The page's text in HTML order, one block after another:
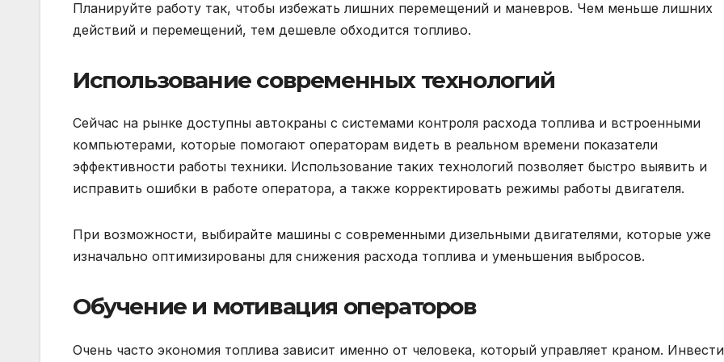
Планируйте работу так, чтобы избежать лишних перемещений и маневров. Чем меньше лишних
действий и перемещений, тем дешевле обходится топливо.
Использование современных технологий
Сейчас на рынке доступны автокраны с системами контроля расхода топлива и встроенными
компьютерами, которые помогают операторам видеть в реальном времени показатели
эффективности работы техники. Использование таких технологий позволяет быстро выявить и
исправить ошибки в работе оператора, а также корректировать режимы работы двигателя.
При возможности, выбирайте машины с современными дизельными двигателями, которые уже
изначально оптимизированы для снижения расхода топлива и уменьшения выбросов.
Обучение и мотивация операторов
Очень часто экономия топлива зависит именно от человека, который управляет краном.